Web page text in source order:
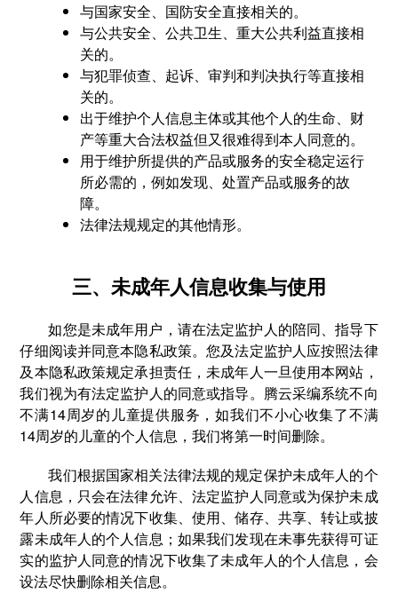
与国家安全、国防安全直接相关的。
与公共安全、公共卫生、重大公共利益直接相
关的。
与犯罪侦查、起诉、审判和判决执行等直接相
关的。
出于维护个人信息主体或其他个人的生命、财
产等重大合法权益但又很难得到本人同意的。
用于维护所提供的产品或服务的安全稳定运行
所必需的，例如发现、处置产品或服务的故
障。
法律法规规定的其他情形。
三、未成年人信息收集与使用
如您是未成年用户，请在法定监护人的陪同、指导下
仔细阅读并同意本隐私政策。您及法定监护人应按照法律
及本隐私政策规定承担责任，未成年人一旦使用本网站，
我们视为有法定监护人的同意或指导。腾云采编系统不向
不满14周岁的儿童提供服务，如我们不小心收集了不满
14周岁的儿童的个人信息，我们将第一时间删除。
我们根据国家相关法律法规的规定保护未成年人的个
人信息，只会在法律允许、法定监护人同意或为保护未成
年人所必要的情况下收集、使用、储存、共享、转让或披
露未成年人的个人信息；如果我们发现在未事先获得可证
实的监护人同意的情况下收集了未成年人的个人信息，会
设法尽快删除相关信息。